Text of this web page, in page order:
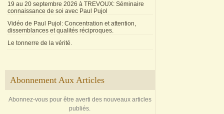
19 au 20 septembre 2026 à TREVOUX: Séminaire
connaissance de soi avec Paul Pujol
Vidéo de Paul Pujol: Concentration et attention,
dissemblances et qualités réciproques.
Le tonnerre de la vérité.
Abonnement Aux Articles
Abonnez-vous pour être averti des nouveaux articles
publiés.